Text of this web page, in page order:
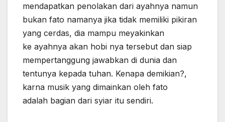
mendapatkan penolakan dari ayahnya namun
bukan fato namanya jika tidak memiliki pikiran
yang cerdas, dia mampu meyakinkan
ke ayahnya akan hobi nya tersebut dan siap
mempertanggung jawabkan di dunia dan
tentunya kepada tuhan. Kenapa demikian?,
karna musik yang dimainkan oleh fato
adalah bagian dari syiar itu sendiri.